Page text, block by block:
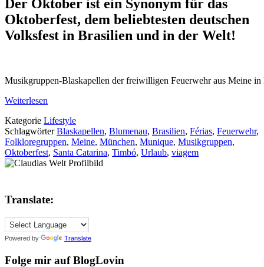
Der Oktober ist ein Synonym für das
Oktoberfest, dem beliebtesten deutschen
Volksfest in Brasilien und in der Welt!
Musikgruppen-Blaskapellen der freiwilligen Feuerwehr aus Meine
Weiterlesen
Kategorie Lifestyle
SchlagwörterBlaskapellen, Blumenau, Brasilien, Férias, Feuerwehr,
Folkloregruppen, Meine, München, Munique, Musikgruppen,
Oktoberfest, Santa Catarina, Timbó, Urlaub, viagem
Translate:
Powered by Translate
Folge mir auf BlogLovin